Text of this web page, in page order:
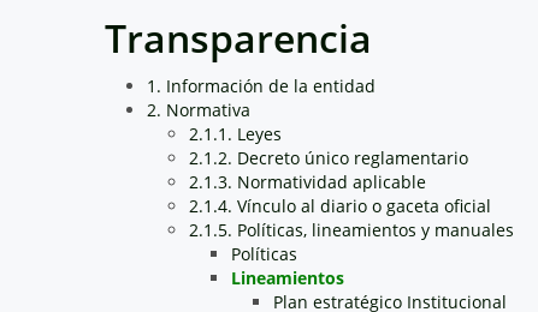
Transparencia
1. Información de la entidad
2. Normativa
2.1.1. Leyes
2.1.2. Decreto único reglamentario
2.1.3. Normatividad aplicable
2.1.4. Vínculo al diario o gaceta oficial
2.1.5. Políticas, lineamientos y manuales
Políticas
Lineamientos
Plan estratégico Institucional